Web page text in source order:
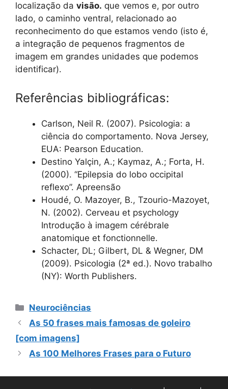
localização da visão. que vemos e, por outro
lado, o caminho ventral, relacionado ao
reconhecimento do que estamos vendo (isto é,
a integração de pequenos fragmentos de
imagem em grandes unidades que podemos
identificar).
Referências bibliográficas:
Carlson, Neil R. (2007). Psicologia: a
ciência do comportamento. Nova Jersey,
EUA: Pearson Education.
Destino Yalçin, A.; Kaymaz, A.; Forta, H.
(2000). “Epilepsia do lobo occipital
reflexo”. Apreensão
Houdé, O. Mazoyer, B., Tzourio-Mazoyet,
N. (2002). Cerveau et psychology
Introdução à imagem cérébrale
anatomique et fonctionnelle.
Schacter, DL; Gilbert, DL & Wegner, DM
(2009). Psicologia (2ª ed.). Novo trabalho
(NY): Worth Publishers.
Categorias
Neurociências
As 50 frases mais famosas de goleiro
[com imagens]
As 100 Melhores Frases para o Futuro